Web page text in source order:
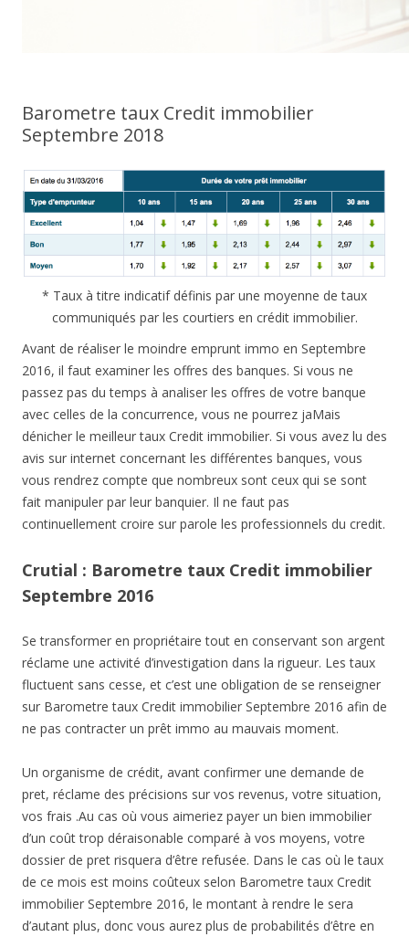
Barometre taux Credit immobilier
Septembre 2018
* Taux à titre indicatif définis par une moyenne de taux
communiqués par les courtiers en crédit immobilier.
Avant de réaliser le moindre emprunt immo en Septembre
2016, il faut examiner les offres des banques. Si vous ne
passez pas du temps à analiser les offres de votre banque
avec celles de la concurrence, vous ne pourrez jaMais
dénicher le meilleur taux Credit immobilier. Si vous avez lu des
avis sur internet concernant les différentes banques, vous
vous rendrez compte que nombreux sont ceux qui se sont
fait manipuler par leur banquier. Il ne faut pas
continuellement croire sur parole les professionnels du credit.
Crutial : Barometre taux Credit immobilier
Septembre 2016
Se transformer en propriétaire tout en conservant son argent
réclame une activité d’investigation dans la rigueur. Les taux
fluctuent sans cesse, et c’est une obligation de se renseigner
sur Barometre taux Credit immobilier Septembre 2016 afin de
ne pas contracter un prêt immo au mauvais moment.
Un organisme de crédit, avant confirmer une demande de
pret, réclame des précisions sur vos revenus, votre situation,
vos frais .Au cas où vous aimeriez payer un bien immobilier
d’un coût trop déraisonable comparé à vos moyens, votre
dossier de pret risquera d’être refusée. Dans le cas où le taux
de ce mois est moins coûteux selon Barometre taux Credit
immobilier Septembre 2016, le montant à rendre le sera
d’autant plus, donc vous aurez plus de probabilités d’être en